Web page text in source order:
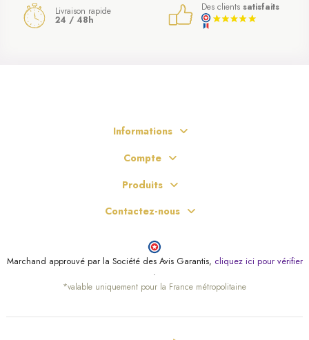
Livraison rapide
24 / 48h
Des clients satisfaits
Informations
Compte
Produits
Contactez-nous
Marchand approuvé par la Société des Avis Garantis, cliquez ici pour vérifier
.
*valable uniquement pour la France métropolitaine